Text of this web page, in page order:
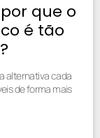
que o
é tão
alternativa cada
de forma mais